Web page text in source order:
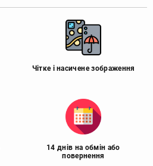
Чітке і насичене зображення
14 днів на обмін або
повернення